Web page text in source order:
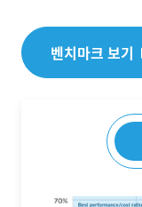
벤치마크 보기